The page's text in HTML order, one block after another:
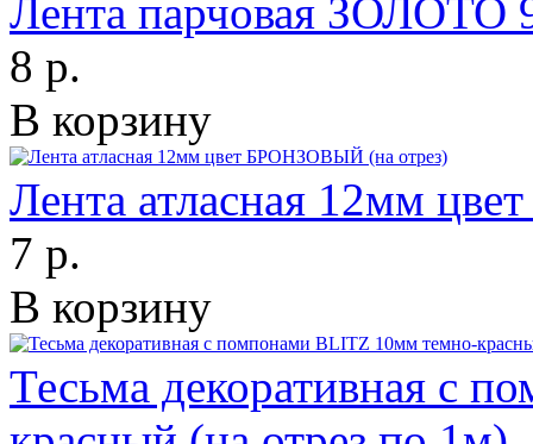
Лента парчовая ЗОЛОТО
8 р.
В корзину
Лента атласная 12мм
7 р.
В корзину
Тесьма декоративная с